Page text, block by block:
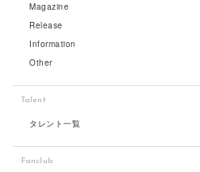
Magazine
Release
Information
Other
Talent
タレント一覧
Fanclub